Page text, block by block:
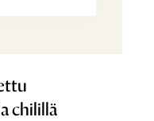
chilillä